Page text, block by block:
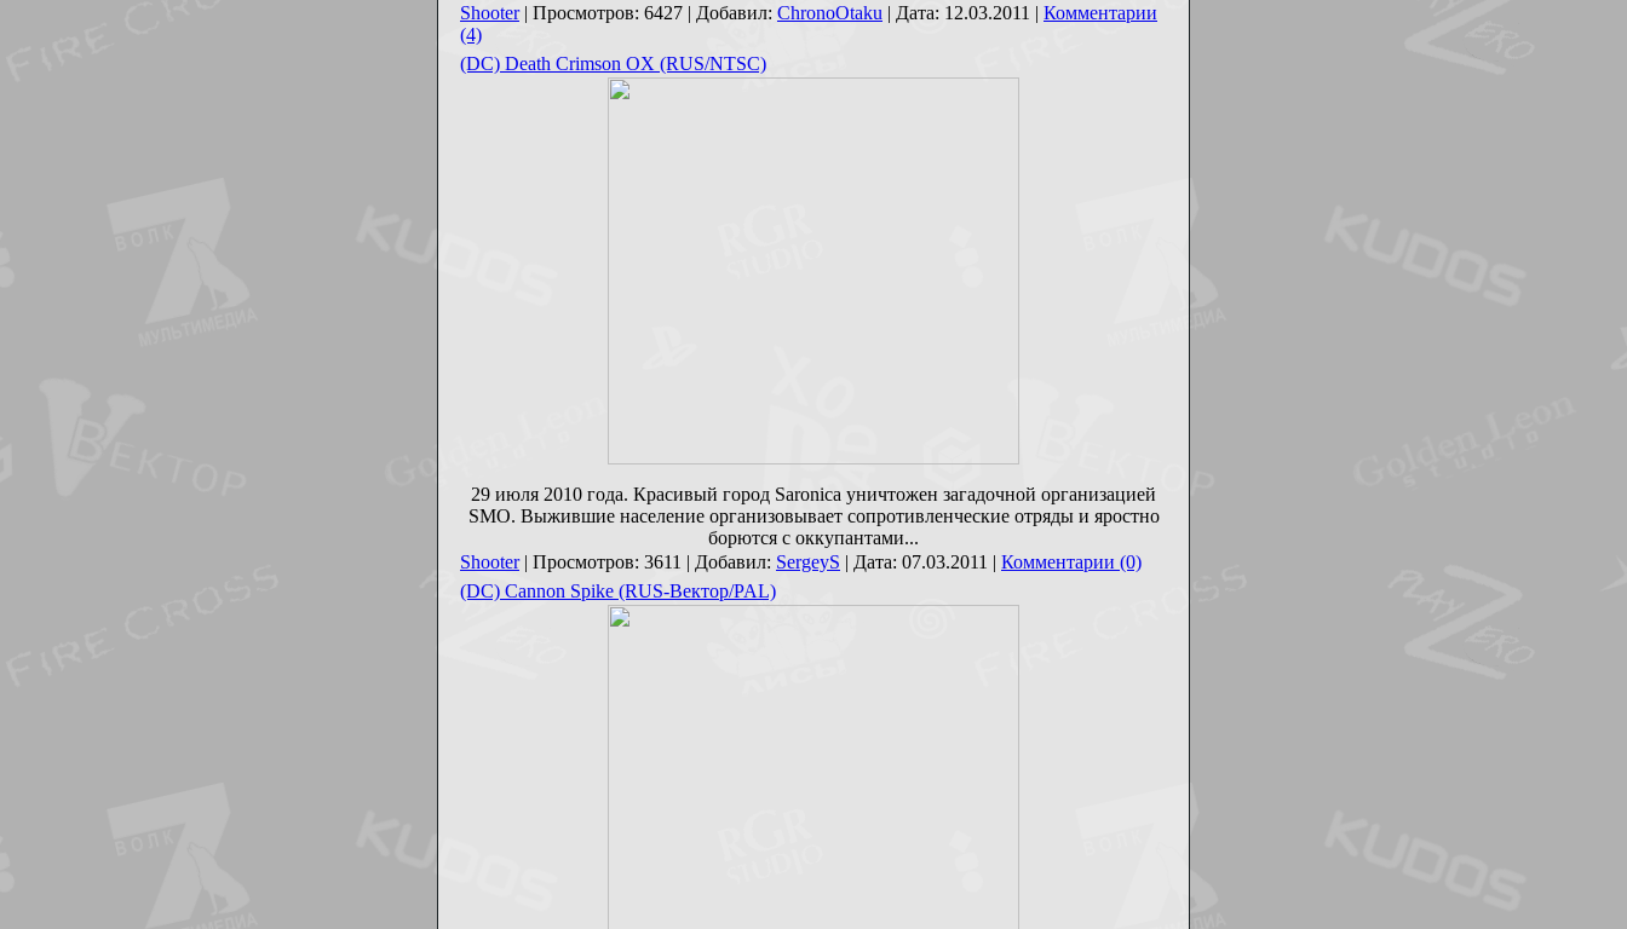
Shooter| Просмотров: 6427 | Добавил: ChronoOtaku | Дата: 12.03.2011 | Комментарии
(4)
(DC) Death Crimson OX (RUS/NTSC)
29 июля 2010 года. Красивый город Saronica уничтожен загадочной организацией
SMO. Выжившие население организовывает сопротивленческие отряды и яростно
борются с оккупантами...
Shooter| Просмотров: 3611 | Добавил: SergeyS | Дата: 07.03.2011 | Комментарии (0)
(DC) Cannon Spike (RUS-Вектор/PAL)